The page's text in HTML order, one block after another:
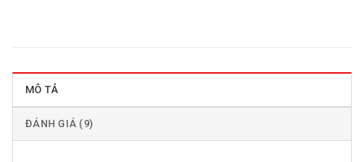
MÔ TẢ
ĐÁNH GIÁ (9)